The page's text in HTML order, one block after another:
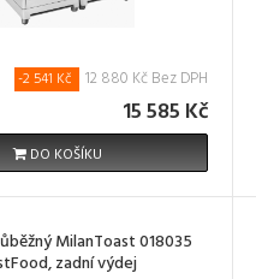
-2 541 Kč 12 880 Kč Bez DPH
15 585 Kč
DO KOŠÍKU
MilanToast 018035
zadní výdej